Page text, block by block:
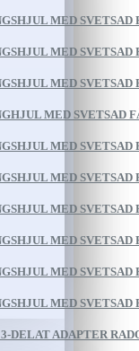
MED SVETSAD
MED SVETSAD
MED SVETSAD
MED SVETSAD
MED SVETSAD
MED SVETSAD
MED SVETSAD
MED SVETSAD
MED SVETSAD
MED SVETSAD
DELAT ADAPTER